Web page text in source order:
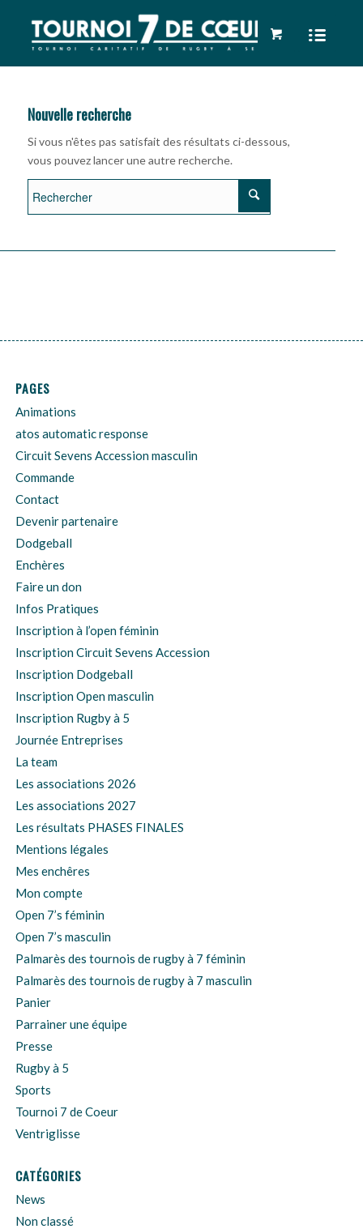
Nouvelle recherche
Si vous n'êtes pas satisfait des résultats ci-dessous,
vous pouvez lancer une autre recherche.
PAGES
Animations
atos automatic response
Circuit Sevens Accession masculin
Commande
Contact
Devenir partenaire
Dodgeball
Enchères
Faire un don
Infos Pratiques
Inscription à l’open féminin
Inscription Circuit Sevens Accession
Inscription Dodgeball
Inscription Open masculin
Inscription Rugby à 5
Journée Entreprises
La team
Les associations 2026
Les associations 2027
Les résultats PHASES FINALES
Mentions légales
Mes enchêres
Mon compte
Open 7’s féminin
Open 7’s masculin
Palmarès des tournois de rugby à 7 féminin
Palmarès des tournois de rugby à 7 masculin
Panier
Parrainer une équipe
Presse
Rugby à 5
Sports
Tournoi 7 de Coeur
Ventriglisse
CATÉGORIES
News
Non classé